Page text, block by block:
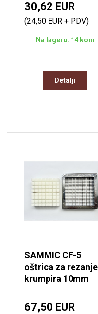
30,62 EUR
(24,50 EUR + PDV)
Na lageru: 14 kom
Detalji
SAMMIC CF-5
oštrica za rezanje
krumpira 10mm
67,50 EUR